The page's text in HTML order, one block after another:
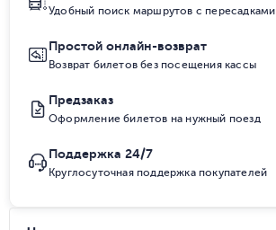
Удобный поиск маршрутов с пересадками
Простой онлайн-возврат
Возврат билетов без посещения кассы
Предзаказ
Оформление билетов на нужный поезд
Поддержка 24/7
Круглосуточная поддержка покупателей